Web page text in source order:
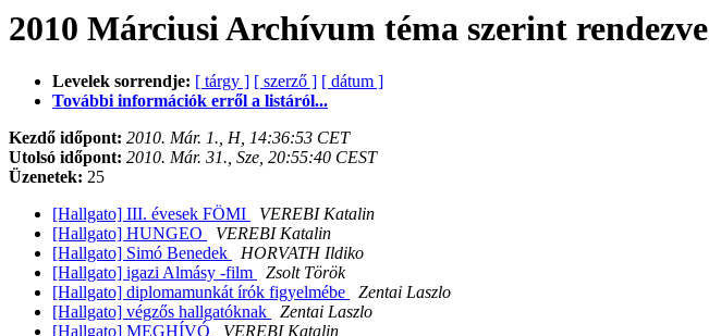
2010 Márciusi Archívum téma szerint rendezve
Levelek sorrendje: [ tárgy ] [ szerző ] [ dátum ]
További információk erről a listáról...
Kezdő időpont: 2010. Már. 1., H, 14:36:53 CET
Utolsó időpont: 2010. Már. 31., Sze, 20:55:40 CEST
Üzenetek: 25
[Hallgato] III. évesek FÖMI
VEREBI Katalin
[Hallgato] HUNGEO
VEREBI Katalin
[Hallgato] Simó Benedek
HORVATH Ildiko
[Hallgato] igazi Almásy -film
Zsolt Török
[Hallgato] diplomamunkát írók figyelmébe
Zentai Laszlo
[Hallgato] végzős hallgatóknak
Zentai Laszlo
[Hallgato] MEGHÍVÓ
VEREBI Katalin